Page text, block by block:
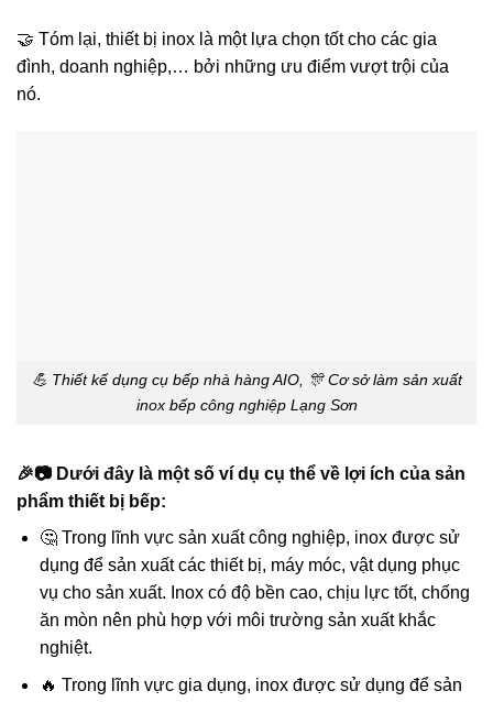
🤝 Tóm lại, thiết bị inox là một lựa chọn tốt cho các gia
đình, doanh nghiệp,… bởi những ưu điểm vượt trội của
nó.
💪 Thiết kế dụng cụ bếp nhà hàng AIO, 🎊 Cơ sở làm sản xuất
inox bếp công nghiệp Lạng Sơn
🎉📷 Dưới đây là một số ví dụ cụ thể về lợi ích của sản
phẩm thiết bị bếp:
🤔 Trong lĩnh vực sản xuất công nghiệp, inox được sử
dụng để sản xuất các thiết bị, máy móc, vật dụng phục
vụ cho sản xuất. Inox có độ bền cao, chịu lực tốt, chống
ăn mòn nên phù hợp với môi trường sản xuất khắc
nghiệt.
🔥 Trong lĩnh vực gia dụng, inox được sử dụng để sản